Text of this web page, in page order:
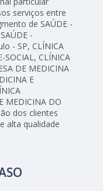
serviços entre
de SAÚDE -
-
- SP, CLÍNICA
SOCIAL, CLÍNICA
DE MEDICINA
E
MEDICINA DO
dos clientes
alta qualidade